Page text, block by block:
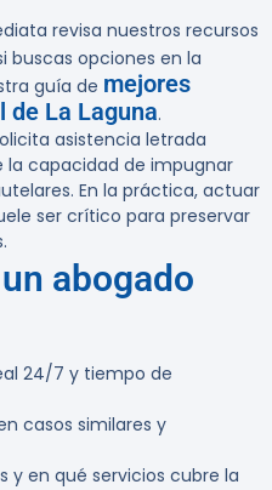
revisa nuestros recursos
buscas opciones en la
guía de mejores
de La Laguna.
asistencia letrada
la capacidad de impugnar
En la práctica, actuar
ser crítico para preservar
abogado
24/7 y tiempo de
casos similares y
y en qué servicios cubre la